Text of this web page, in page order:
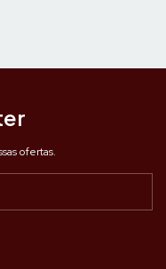
ofertas.